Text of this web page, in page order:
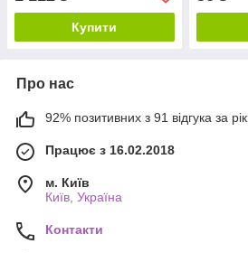
Купити
Про нас
92% позитивних з 91 відгука за рік
Працює з 16.02.2018
м. Київ
Київ, Україна
Контакти